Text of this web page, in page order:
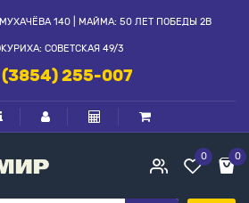
140 | МАЙМА: 50 ЛЕТ ПОБЕДЫ 2В
СОВЕТСКАЯ 49/3
(3854) 255-007
0 0